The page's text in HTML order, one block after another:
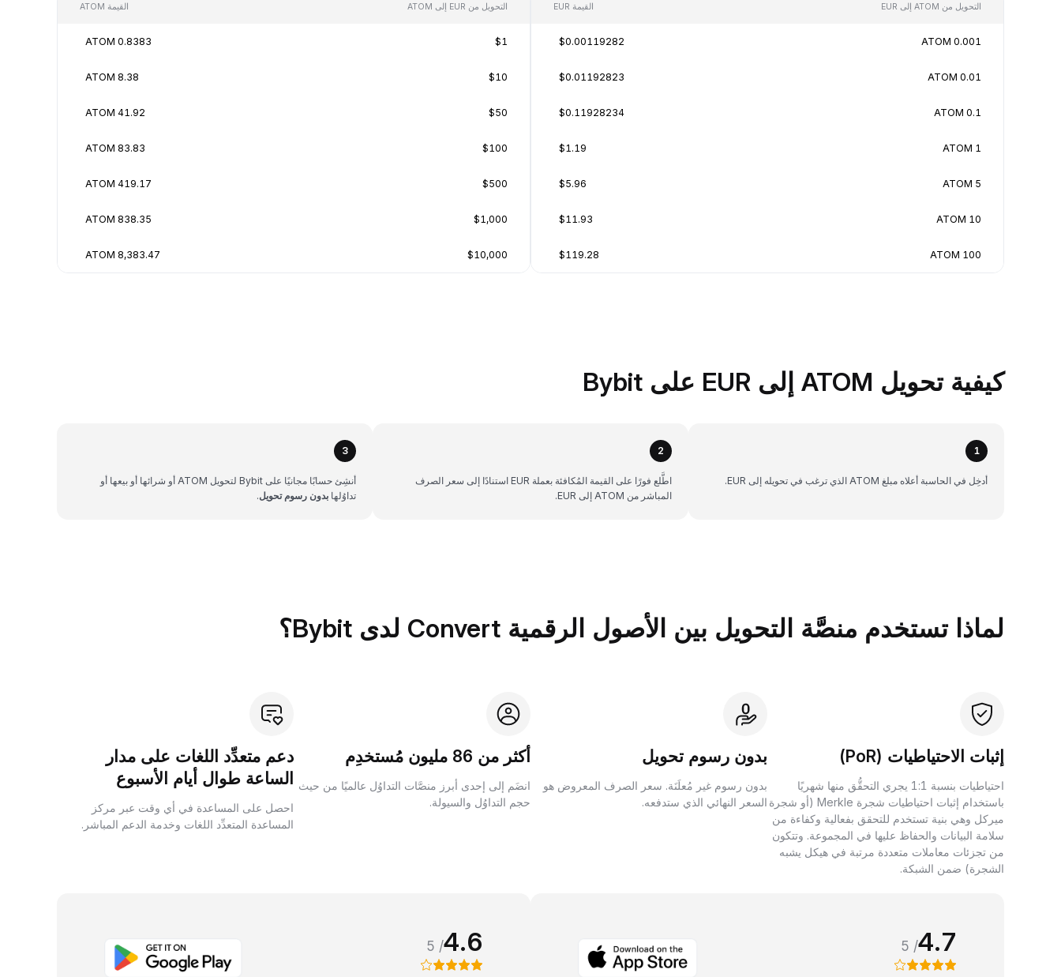
التحويل من ATOM إلى EUR القيمة EUR
0.001 ATOM
$0.00119282
0.01 ATOM
$0.01192823
0.1 ATOM
$0.11928234
1 ATOM
$1.19
5 ATOM
$5.96
10 ATOM
$11.93
100 ATOM
$119.28
التحويل من EUR إلى ATOM القيمة ATOM
$1
0.8383 ATOM
$10
8.38 ATOM
$50
41.92 ATOM
$100
83.83 ATOM
$500
419.17 ATOM
$1,000
838.35 ATOM
$10,000
8,383.47 ATOM
كيفية تحويل ATOM إلى EUR على Bybit
1
أدخِل في الحاسبة أعلاه مبلغ ATOM الذي ترغب في تحويله إلى EUR.
2
اطَّلع فورًا على القيمة المُكافئة بعملة EUR استنادًا إلى سعر الصرف
المباشر من ATOM إلى EUR.
3
أنشِئ حسابًا مجانيًا على Bybit لتحويل ATOM أو شرائها أو بيعها أو
تداوُلها بدون رسوم تحويل.
لماذا تستخدم منصَّة التحويل بين الأصول الرقمية Convert لدى Bybit؟
إثبات الاحتياطيات (PoR)
احتياطيات بنسبة 1:1 يجري التحقُّق منها شهريًا
باستخدام إثبات احتياطيات شجرة Merkle (أو شجرة
ميركل وهي بنية تستخدم للتحقق بفعالية وكفاءة من
سلامة البيانات والحفاظ عليها في المجموعة. وتتكون
من تجزئات معاملات متعددة مرتبة في هيكل يشبه
الشجرة) ضمن الشبكة.
بدون رسوم تحويل
بدون رسوم غير مُعلَنَة. سعر الصرف المعروض هو
السعر النهائي الذي ستدفعه.
أكثر من 86 مليون مُستخدِم
انضَم إلى إحدى أبرز منصَّات التداوُل عالميًا من حيث
حجم التداوُل والسيولة.
دعم متعدِّد اللغات على مدار
الساعة طوال أيام الأسبوع
احصل على المساعدة في أي وقت عبر مركز
المساعدة المتعدِّد اللغات وخدمة الدعم المباشر.
4.7
/ 5
4.6
/ 5